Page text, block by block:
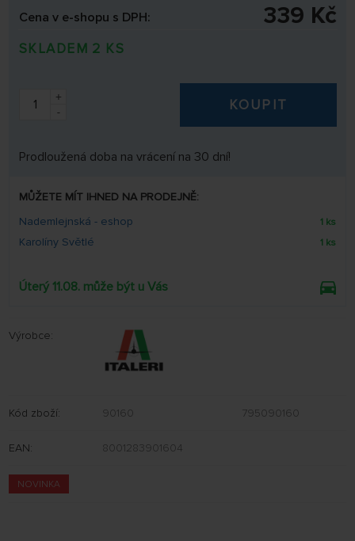
Cena v e-shopu s DPH: 339 Kč
SKLADEM 2 KS
+
-
KOUPIT
Prodloužená doba na vrácení na 30 dní!
MŮŽETE MÍT IHNED NA PRODEJNĚ:
Nademlejnská - eshop
1 ks
Karolíny Světlé 1 ks
Úterý 11.08. může být u Vás
Výrobce:
Kód zboží: 90160 795090160
EAN: 8001283901604
NOVINKA